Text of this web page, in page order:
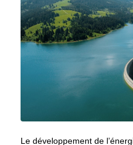
Le développement de